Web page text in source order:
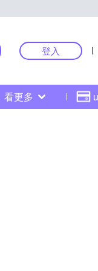
登入
看更多